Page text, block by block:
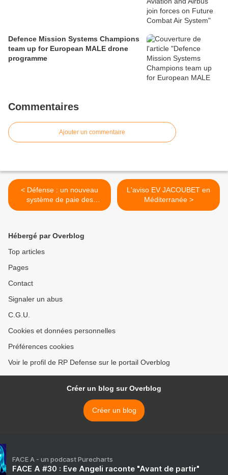
Defence Mission Systems Champions
team up for European MALE drone
programme
Commentaires
Ajouter un commentaire
< Défense : un nouveau
système de paie des
armées en 2016 ?
L'aviso EV JACOUBET en
Méditerranée >
Hébergé par Overblog
Top articles
Pages
Contact
Signaler un abus
C.G.U.
Cookies et données personnelles
Préférences cookies
Voir le profil de RP Defense sur le portail Overblog
Créer un blog sur Overblog
Créer un blog
FACE A - un podcast Purecharts
FACE A #30 : Eve Angeli raconte "Avant de partir"